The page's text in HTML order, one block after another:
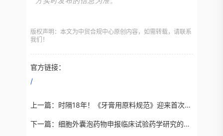
版权声明：本文为中贸合规中心原创内容，如需转载，请联系
我们！
官方链接：
/
上一篇： 时隔18年！《牙膏用原料规范》迎来首次修订
下一篇： 细胞外囊泡药物申报临床试验药学研究的问答文件（征求意见稿）